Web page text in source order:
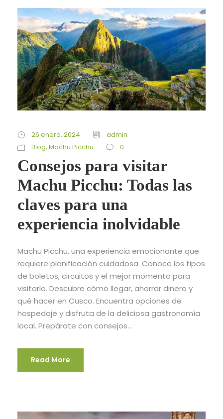
26 enero, 2024
admin
Blog, Machu Picchu 0
Consejos para visitar
Machu Picchu: Todas las
claves para una
experiencia inolvidable
Machu Picchu, una experiencia emocionante que
requiere planificación cuidadosa. Conoce los tipos
de boletos, circuitos y el mejor momento para
visitarlo. Descubre cómo llegar, ahorrar dinero y
qué hacer en Cusco. Encuentra opciones de
hospedaje y disfruta de la deliciosa gastronomía
local. Prepárate con consejos...
Read More